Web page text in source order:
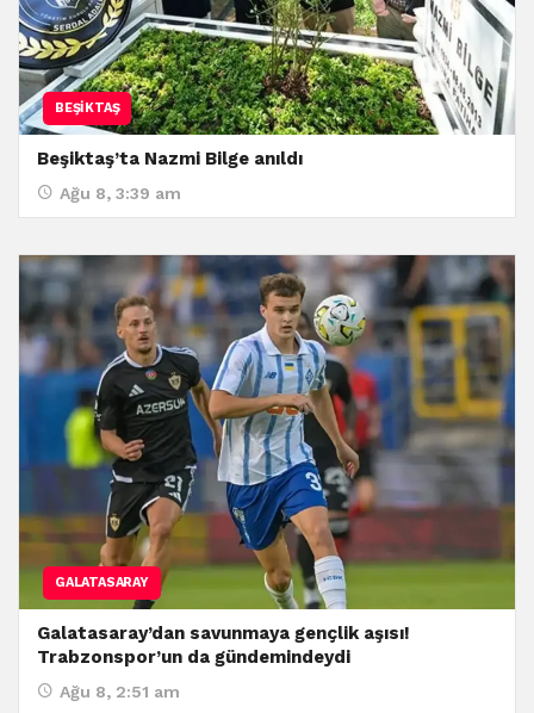
BEŞIKTAŞ
Beşiktaş’ta Nazmi Bilge anıldı
Ağu 8, 3:39 am
GALATASARAY
Galatasaray’dan savunmaya gençlik aşısı!
Trabzonspor’un da gündemindeydi
Ağu 8, 2:51 am